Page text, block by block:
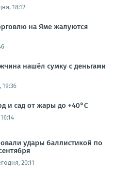
18:12
на Яме жалуются
нашёл сумку с деньгами
19:36
и сад от жары до +40°C
удары баллистикой по
20:11